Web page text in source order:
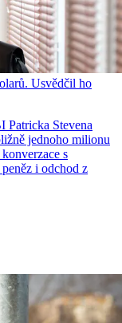
Usvědčil ho
Patricka Stevena
jednoho milionu
s
i odchod z